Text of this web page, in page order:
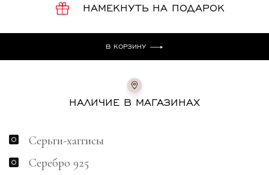
Серьги-хаггисы
Серебро 925
НАМЕКНУТЬ НА ПОДАРОК
В КОРЗИНУ
НАЛИЧИЕ В МАГАЗИНАХ